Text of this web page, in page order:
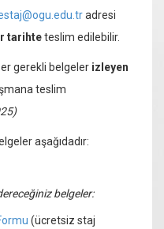
adresi
tarihteteslim edilebilir.
gerekli belgeler izleyen
teslim
aşağıdadır:
belgeler:
(ücretsiz staj